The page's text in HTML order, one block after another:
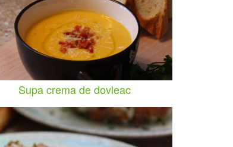
Supa crema de dovleac